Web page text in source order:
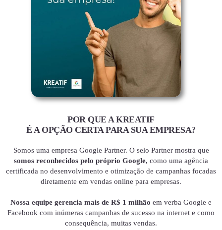
POR QUE A KREATIF
É A OPÇÃO CERTA PARA SUA EMPRESA?
Somos uma empresa Google Partner. O selo Partner mostra que
somos reconhecidos pelo próprio Google, como uma agência
certificada no desenvolvimento e otimização de campanhas focadas
diretamente em vendas online para empresas.
Nossa equipe gerencia mais de R$ 1 milhão em verba Google e
Facebook com inúmeras campanhas de sucesso na internet e como
consequência, muitas vendas.